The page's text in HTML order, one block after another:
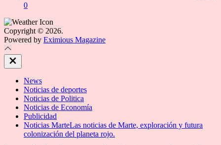
0
Copyright © 2026.
Powered by Eximious Magazine
Close
Off
News
Noticias de deportes
Noticias de Politica
Noticias de Economía
Publicidad
Noticias MarteLas noticias de Marte, exploración y futura
colonización del planeta rojo.